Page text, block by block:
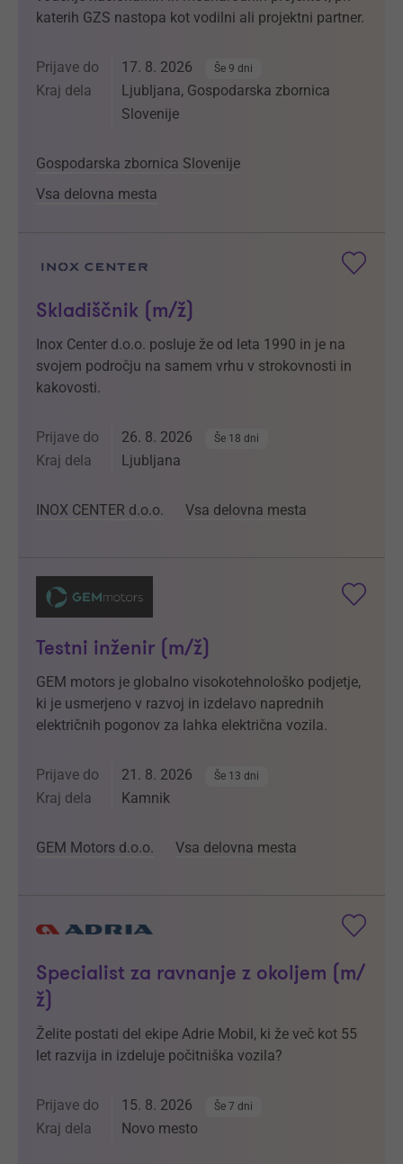
katerih GZS nastopa kot vodilni ali projektni partner.
Prijave do 17. 8. 2026 Še 9 dni
Kraj dela
Ljubljana, Gospodarska zbornica
Slovenije
Gospodarska zbornica Slovenije
Vsa delovna mesta
Skladiščnik (m/ž)
Inox Center d.o.o. posluje že od leta 1990 in je na
svojem področju na samem vrhu v strokovnosti in
kakovosti.
Prijave do 26. 8. 2026 Še 18 dni
Kraj dela Ljubljana
INOX CENTER d.o.o. Vsa delovna mesta
Testni inženir (m/ž)
GEM motors je globalno visokotehnološko podjetje,
ki je usmerjeno v razvoj in izdelavo naprednih
električnih pogonov za lahka električna vozila.
Prijave do 21. 8. 2026 Še 13 dni
Kraj dela Kamnik
GEM Motors d.o.o. Vsa delovna mesta
Specialist za ravnanje z okoljem (m/
ž)
Želite postati del ekipe Adrie Mobil, ki že več kot 55
let razvija in izdeluje počitniška vozila?
Prijave do 15. 8. 2026 Še 7 dni
Kraj dela Novo mesto